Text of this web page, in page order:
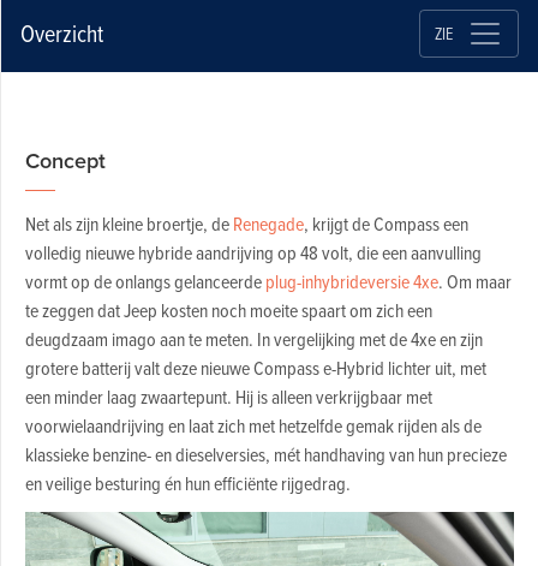
Overzicht ZIE
Concept
Net als zijn kleine broertje, deRenegade, krijgt de Compass een
volledig nieuwe hybride aandrijving op 48 volt, die een aanvulling
vormt op de onlangs gelanceerdeplug-inhybrideversie 4xe. Om maar
te zeggen dat Jeep kosten noch moeite spaart om zich een
deugdzaam imago aan te meten. In vergelijking met de 4xe en zijn
grotere batterij valt deze nieuwe Compass e-Hybrid lichter uit, met
een minder laag zwaartepunt. Hij is alleen verkrijgbaar met
voorwielaandrijving en laat zich met hetzelfde gemak rijden als de
klassieke benzine- en dieselversies, mét handhaving van hun precieze
en veilige besturing én hun efficiënte rijgedrag.